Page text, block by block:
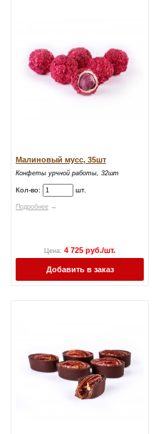
Малиновый мусс, 35шт
Конфеты урчной работы, 32шт
Кол-во: шт.
Подробнее →
Цена: 4 725 руб./шт.
Добавить в заказ